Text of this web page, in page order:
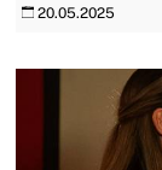
20.05.2025